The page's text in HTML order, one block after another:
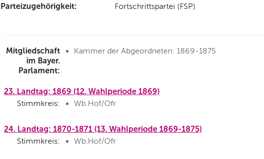
Parteizugehörigkeit: Fortschrittspartei (FSP)
Mitgliedschaft
im Bayer.
Parlament:
Kammer der Abgeordneten: 1869-1875
23. Landtag: 1869 (12. Wahlperiode 1869)
Stimmkreis: Wb.Hof/Ofr
24. Landtag: 1870-1871 (13. Wahlperiode 1869-1875)
Stimmkreis: Wb.Hof/Ofr